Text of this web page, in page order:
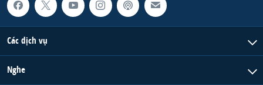
Các dịch vụ
Nghe